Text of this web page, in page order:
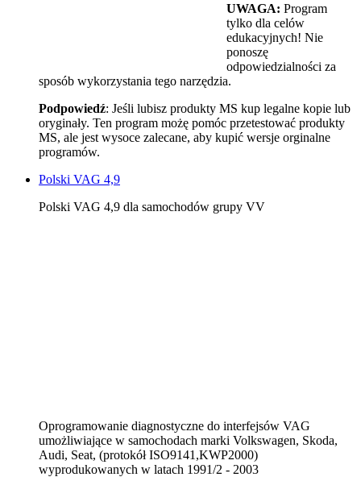
UWAGA: Program
tylko dla celów
edukacyjnych! Nie
ponoszę
odpowiedzialności za
sposób wykorzystania tego narzędzia.
Podpowiedź: Jeśli lubisz produkty MS kup legalne kopie lub
oryginały. Ten program możę pomóc przetestować produkty
MS, ale jest wysoce zalecane, aby kupić wersje orginalne
programów.
Polski VAG 4,9
Polski VAG 4,9 dla samochodów grupy VV
Oprogramowanie diagnostyczne do interfejsów VAG
umożliwiające w samochodach marki Volkswagen, Skoda,
Audi, Seat, (protokół ISO9141,KWP2000)
wyprodukowanych w latach 1991/2 - 2003